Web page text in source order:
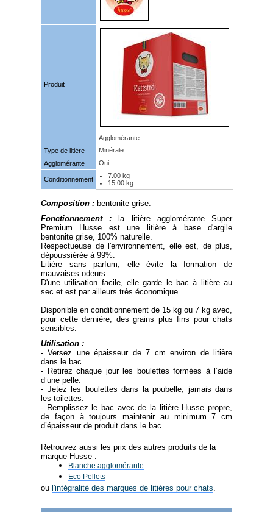
Produit
Agglomérante
Type de litière
Minérale
Agglomérante
Oui
Conditionnement
7.00 kg
15.00 kg
Composition : bentonite grise.
Fonctionnement :
la litière agglomérante Super
Premium Husse est une litière à base d'argile
bentonite grise, 100% naturelle.
Respectueuse de l'environnement, elle est, de plus,
dépoussiérée à 99%.
Litière sans parfum, elle évite la formation de
mauvaises odeurs.
D'une utilisation facile, elle garde le bac à litière au
sec et est par ailleurs très économique.
Disponible en conditionnement de 15 kg ou 7 kg avec,
pour cette dernière, des grains plus fins pour chats
sensibles.
Utilisation :
- Versez une épaisseur de 7 cm environ de litière
dans le bac.
- Retirez chaque jour les boulettes formées à l’aide
d’une pelle.
- Jetez les boulettes dans la poubelle, jamais dans
les toilettes.
- Remplissez le bac avec de la litière Husse propre,
de façon à toujours maintenir au minimum 7 cm
d’épaisseur de produit dans le bac.
Retrouvez aussi les prix des autres produits de la
marque Husse :
Blanche agglomérante
Eco Pellets
ou l'intégralité des marques de litières pour chats.